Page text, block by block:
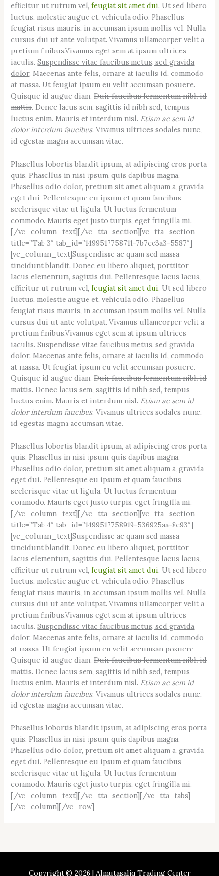
efficitur ut rutrum vel, feugiat sit amet dui. Ut sed libero
luctus, molestie augue et, vehicula odio. Phasellus
feugiat risus mauris, in accumsan ipsum mollis vel. Nulla
cursus dui ut ante volutpat. Vivamus ullamcorper velit a
pretium finibus.Vivamus eget sem at ipsum ultrices
iaculis.Suspendisse vitae faucibus metus, sed gravida
dolor. Maecenas ante felis, ornare at iaculis id, commodo
at massa. Ut feugiat ipsum eu velit accumsan posuere.
Quisque id augue diam.Duis faucibus fermentum nibh id
mattis. Donec lacus sem, sagittis id nibh sed, tempus
luctus enim. Mauris et interdum nisl. Etiam ac sem id
dolor interdum faucibus. Vivamus ultrices sodales nunc,
id egestas magna accumsan vitae.
Phasellus lobortis blandit ipsum, at adipiscing eros porta
quis. Phasellus in nisi ipsum, quis dapibus magna.
Phasellus odio dolor, pretium sit amet aliquam a, gravida
eget dui. Pellentesque eu ipsum et quam faucibus
scelerisque vitae ut ligula. Ut luctus fermentum
commodo. Mauris eget justo turpis, eget fringilla mi.
[/vc_column_text][/vc_tta_section][vc_tta_section
title=”Tab 3″ tab_id=”1499517758711-7b7ce3a3-5587″]
[vc_column_text]Suspendisse ac quam sed massa
tincidunt blandit. Donec eu libero aliquet, porttitor
lacus elementum, sagittis dui. Pellentesque lacus lacus,
efficitur ut rutrum vel, feugiat sit amet dui. Ut sed libero
luctus, molestie augue et, vehicula odio. Phasellus
feugiat risus mauris, in accumsan ipsum mollis vel. Nulla
cursus dui ut ante volutpat. Vivamus ullamcorper velit a
pretium finibus.Vivamus eget sem at ipsum ultrices
iaculis.Suspendisse vitae faucibus metus, sed gravida
dolor. Maecenas ante felis, ornare at iaculis id, commodo
at massa. Ut feugiat ipsum eu velit accumsan posuere.
Quisque id augue diam.Duis faucibus fermentum nibh id
mattis. Donec lacus sem, sagittis id nibh sed, tempus
luctus enim. Mauris et interdum nisl. Etiam ac sem id
dolor interdum faucibus. Vivamus ultrices sodales nunc,
id egestas magna accumsan vitae.
Phasellus lobortis blandit ipsum, at adipiscing eros porta
quis. Phasellus in nisi ipsum, quis dapibus magna.
Phasellus odio dolor, pretium sit amet aliquam a, gravida
eget dui. Pellentesque eu ipsum et quam faucibus
scelerisque vitae ut ligula. Ut luctus fermentum
commodo. Mauris eget justo turpis, eget fringilla mi.
[/vc_column_text][/vc_tta_section][vc_tta_section
title=”Tab 4″ tab_id=”1499517758919-536925aa-8c93″]
[vc_column_text]Suspendisse ac quam sed massa
tincidunt blandit. Donec eu libero aliquet, porttitor
lacus elementum, sagittis dui. Pellentesque lacus lacus,
efficitur ut rutrum vel, feugiat sit amet dui. Ut sed libero
luctus, molestie augue et, vehicula odio. Phasellus
feugiat risus mauris, in accumsan ipsum mollis vel. Nulla
cursus dui ut ante volutpat. Vivamus ullamcorper velit a
pretium finibus.Vivamus eget sem at ipsum ultrices
iaculis.Suspendisse vitae faucibus metus, sed gravida
dolor. Maecenas ante felis, ornare at iaculis id, commodo
at massa. Ut feugiat ipsum eu velit accumsan posuere.
Quisque id augue diam.Duis faucibus fermentum nibh id
mattis. Donec lacus sem, sagittis id nibh sed, tempus
luctus enim. Mauris et interdum nisl. Etiam ac sem id
dolor interdum faucibus. Vivamus ultrices sodales nunc,
id egestas magna accumsan vitae.
Phasellus lobortis blandit ipsum, at adipiscing eros porta
quis. Phasellus in nisi ipsum, quis dapibus magna.
Phasellus odio dolor, pretium sit amet aliquam a, gravida
eget dui. Pellentesque eu ipsum et quam faucibus
scelerisque vitae ut ligula. Ut luctus fermentum
commodo. Mauris eget justo turpis, eget fringilla mi.
[/vc_column_text][/vc_tta_section][/vc_tta_tabs]
[/vc_column][/vc_row]
Copyright © 2026 | Almutasaliq Trading Center